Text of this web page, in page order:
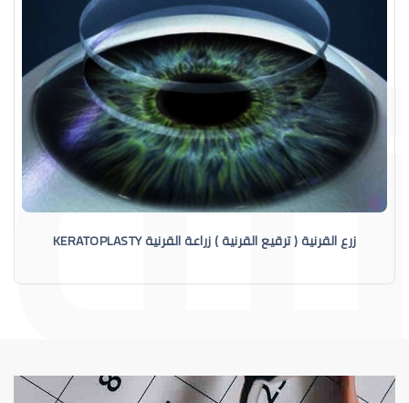
زرع القرنية ( ترقيع القرنية ) زراعة القرنية KERATOPLASTY